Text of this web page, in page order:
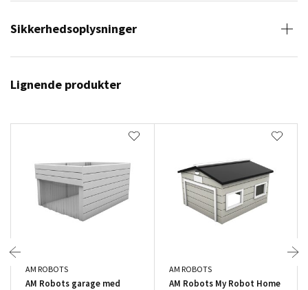
Sikkerhedsoplysninger
Lignende produkter
AM ROBOTS
AM Robots garage med
AM ROBOTS
AM Robots My Robot Home